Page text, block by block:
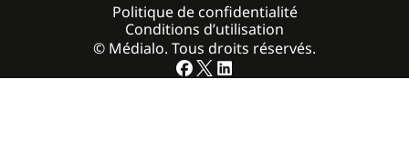
© Médialo. Tous droits réservés.
Politique de confidentialité
Conditions d’utilisation